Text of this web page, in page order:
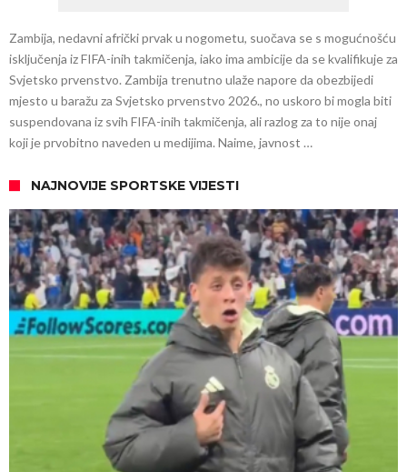
Zambija, nedavni afrički prvak u nogometu, suočava se s mogućnošću
isključenja iz FIFA-inih takmičenja, iako ima ambicije da se kvalifikuje za
Svjetsko prvenstvo. Zambija trenutno ulaže napore da obezbijedi
mjesto u baražu za Svjetsko prvenstvo 2026., no uskoro bi mogla biti
suspendovana iz svih FIFA-inih takmičenja, ali razlog za to nije onaj
koji je prvobitno naveden u medijima. Naime, javnost …
NAJNOVIJE SPORTSKE VIJESTI